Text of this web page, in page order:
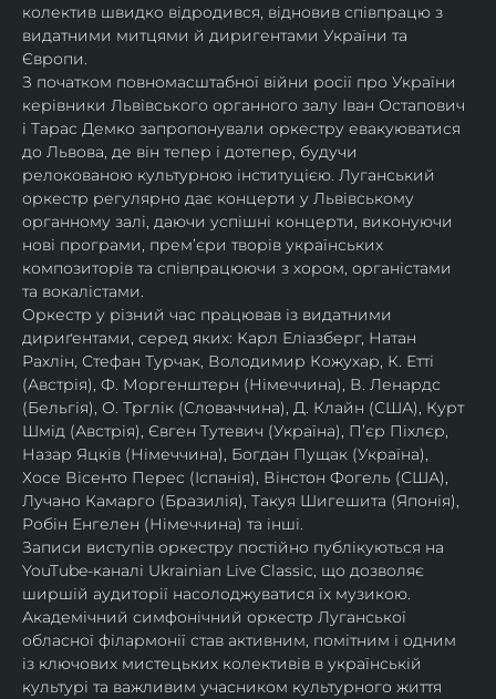
колектив швидко відродився, відновив співпрацю з
видатними митцями й диригентами України та
Європи.
З початком повномасштабної війни росії про України
керівники Львівського органного залу Іван Остапович
і Тарас Демко запропонували оркестру евакуюватися
до Львова, де він тепер і дотепер, будучи
релокованою культурною інституцією. Луганський
оркестр регулярно дає концерти у Львівському
органному залі, даючи успішні концерти, виконуючи
нові програми, прем’єри творів українських
композиторів та співпрацюючи з хором, органістами
та вокалістами.
Оркестр у різний час працював із видатними
дириґентами, серед яких: Карл Еліазберг, Натан
Рахлін, Стефан Турчак, Володимир Кожухар, К. Етті
(Австрія), Ф. Моргенштерн (Німеччина), В. Ленардс
(Бельгія), О. Трглік (Словаччина), Д. Клайн (США), Курт
Шмід (Австрія), Євген Тутевич (Україна), П’єр Піхлєр,
Назар Яцків (Німеччина), Богдан Пущак (Україна),
Хосе Вісенто Перес (Іспанія), Вінстон Фогель (США),
Лучано Камарго (Бразилія), Такуя Шигешита (Японія),
Робін Енгелен (Німеччина) та інші.
Записи виступів оркестру постійно публікуються на
YouTube-каналі Ukrainian Live Classic, що дозволяє
ширшій аудиторії насолоджуватися їх музикою​.
Академічний симфонічний оркестр Луганської
обласної філармонії став активним, помітним і одним
із ключових мистецьких колективів в українській
культурі та важливим учасником культурного життя